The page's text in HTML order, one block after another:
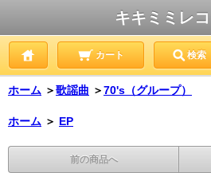
キキミミレ
カート 検索
ホーム ＞歌謡曲 ＞70's（グループ）
ホーム ＞ EP
前の商品へ